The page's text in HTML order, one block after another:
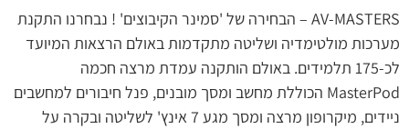
AV-MASTERS – הבחירה של 'סמינר הקיבוצים' ! נבחרנו התקנת
מערכות מולטימדיה ושליטה מתקדמות באולם הרצאות המיועד
לכ-175 תלמידים. באולם הותקנה עמדת מרצה חכמה
MasterPod הכוללת מחשב ומסך מובנים, פנל חיבורים למחשבים
ניידים, מיקרופון מרצה ומסך מגע 7 אינץ' לשליטה ובקרה על